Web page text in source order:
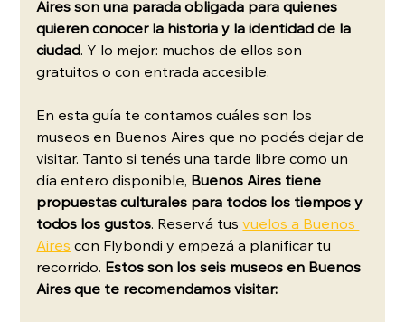
Aires son una parada obligada para quienes
quieren conocer la historia y la identidad de la
ciudad. Y lo mejor: muchos de ellos son
gratuitos o con entrada accesible.
En esta guía te contamos cuáles son los
museos en Buenos Aires que no podés dejar de
visitar. Tanto si tenés una tarde libre como un
día entero disponible, Buenos Aires tiene
propuestas culturales para todos los tiempos y
todos los gustos. Reservá tus vuelos a Buenos
Aires con Flybondi y empezá a planificar tu
recorrido. Estos son los seis museos en Buenos
Aires que te recomendamos visitar: